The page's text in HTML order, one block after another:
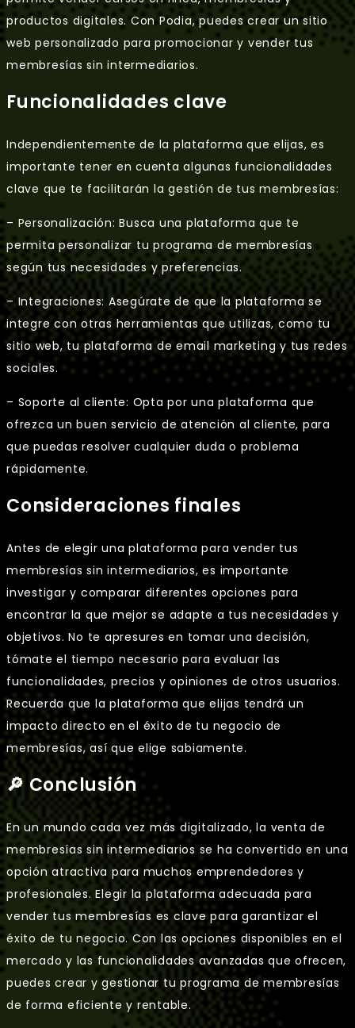
productos digitales. Con Podia, puedes crear un sitio
web personalizado para promocionar y vender tus
membresías sin intermediarios.
Funcionalidades clave
Independientemente de la plataforma que elijas, es
importante tener en cuenta algunas funcionalidades
clave que te facilitarán la gestión de tus membresías:
– Personalización: Busca una plataforma que te
permita personalizar tu programa de membresías
según tus necesidades y preferencias.
– Integraciones: Asegúrate de que la plataforma se
integre con otras herramientas que utilizas, como tu
sitio web, tu plataforma de email marketing y tus redes
sociales.
– Soporte al cliente: Opta por una plataforma que
ofrezca un buen servicio de atención al cliente, para
que puedas resolver cualquier duda o problema
rápidamente.
Consideraciones finales
Antes de elegir una plataforma para vender tus
membresías sin intermediarios, es importante
investigar y comparar diferentes opciones para
encontrar la que mejor se adapte a tus necesidades y
objetivos. No te apresures en tomar una decisión,
tómate el tiempo necesario para evaluar las
funcionalidades, precios y opiniones de otros usuarios.
Recuerda que la plataforma que elijas tendrá un
impacto directo en el éxito de tu negocio de
membresías, así que elige sabiamente.
🔎 Conclusión
En un mundo cada vez más digitalizado, la venta de
membresías sin intermediarios se ha convertido en una
opción atractiva para muchos emprendedores y
profesionales. Elegir la plataforma adecuada para
vender tus membresías es clave para garantizar el
éxito de tu negocio. Con las opciones disponibles en el
mercado y las funcionalidades avanzadas que ofrecen,
puedes crear y gestionar tu programa de membresías
de forma eficiente y rentable.